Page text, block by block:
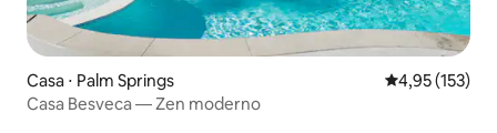
Casa ⋅ Palm Springs 4,95 de uma
4,95 (153)
Casa Besveca — Zen moderno